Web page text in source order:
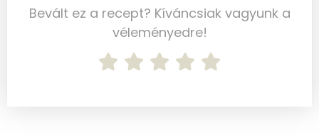
Bevált ez a recept? Kíváncsiak vagyunk a
véleményedre!